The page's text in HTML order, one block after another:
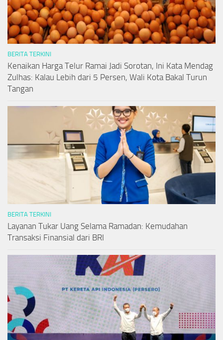
BERITA TERKINI
Kenaikan Harga Telur Ramai Jadi Sorotan, Ini Kata Mendag
Zulhas: Kalau Lebih dari 5 Persen, Wali Kota Bakal Turun
Tangan
BERITA TERKINI
Layanan Tukar Uang Selama Ramadan: Kemudahan
Transaksi Finansial dari BRI